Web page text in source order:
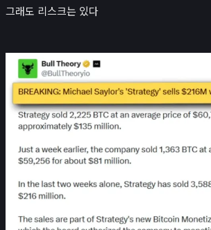
그래도 리스크는 있다